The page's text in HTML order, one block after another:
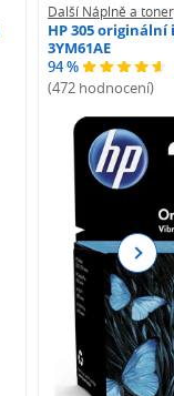
Další Náplně a
HP 305
3YM61AE
94 %
(472 hodnocení)
Next